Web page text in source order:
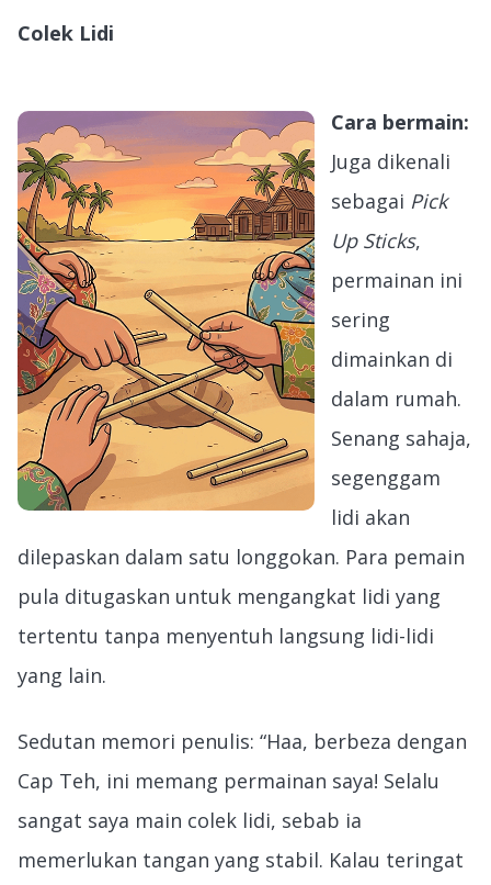
Colek Lidi
Cara bermain:
Juga dikenali
sebagai Pick
Up Sticks,
permainan ini
sering
dimainkan di
dalam rumah.
Senang sahaja,
segenggam
lidi akan
dilepaskan dalam satu longgokan. Para pemain
pula ditugaskan untuk mengangkat lidi yang
tertentu tanpa menyentuh langsung lidi-lidi
yang lain.
Sedutan memori penulis: “Haa, berbeza dengan
Cap Teh, ini memang permainan saya! Selalu
sangat saya main colek lidi, sebab ia
memerlukan tangan yang stabil. Kalau teringat